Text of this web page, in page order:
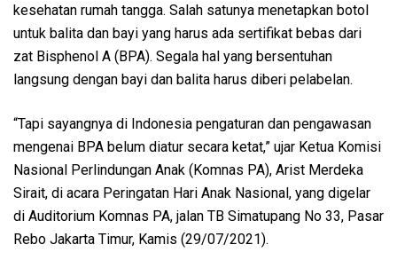
kesehatan rumah tangga. Salah satunya menetapkan botol
untuk balita dan bayi yang harus ada sertifikat bebas dari
zat Bisphenol A (BPA). Segala hal yang bersentuhan
langsung dengan bayi dan balita harus diberi pelabelan.
“Tapi sayangnya di Indonesia pengaturan dan pengawasan
mengenai BPA belum diatur secara ketat,” ujar Ketua Komisi
Nasional Perlindungan Anak (Komnas PA), Arist Merdeka
Sirait, di acara Peringatan Hari Anak Nasional, yang digelar
di Auditorium Komnas PA, jalan TB Simatupang No 33, Pasar
Rebo Jakarta Timur, Kamis (29/07/2021).